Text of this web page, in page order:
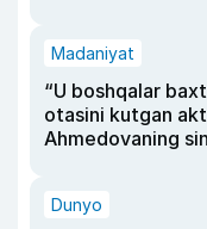
Madaniyat
“U boshqalar
otasini kutgan
Ahmedovaning
Dunyo